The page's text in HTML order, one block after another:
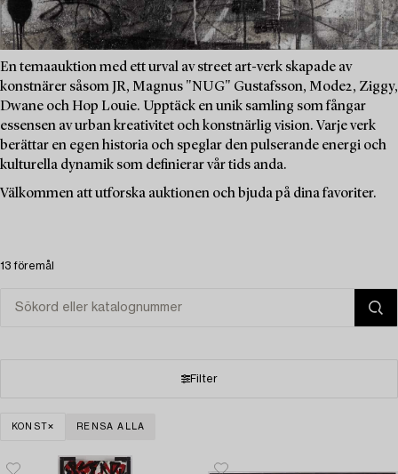
En temaauktion med ett urval av street art-verk skapade av
konstnärer såsom JR, Magnus "NUG" Gustafsson, Mode2, Ziggy,
Dwane och Hop Louie. Upptäck en unik samling som fångar
essensen av urban kreativitet och konstnärlig vision. Varje verk
berättar en egen historia och speglar den pulserande energi och
kulturella dynamik som definierar vår tids anda.
Välkommen att utforska auktionen och bjuda på dina favoriter.
13 föremål
Filter
KONST RENSA ALLA